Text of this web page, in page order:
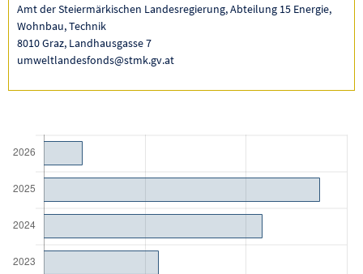
Amt der Steiermärkischen Landesregierung, Abteilung 15 Energie,
Wohnbau, Technik
8010 Graz, Landhausgasse 7
umweltlandesfonds@stmk.gv.at